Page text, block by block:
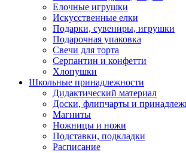
Елочные игрушки
Искусственные елки
Подарки, сувениры, игрушки
Подарочная упаковка
Свечи для торта
Серпантин и конфетти
Хлопушки
Школьные принадлежности
Дидактический материал
Доски, флипчарты и
Магниты
Ножницы и ножи
Подставки, подкладки
Расписание